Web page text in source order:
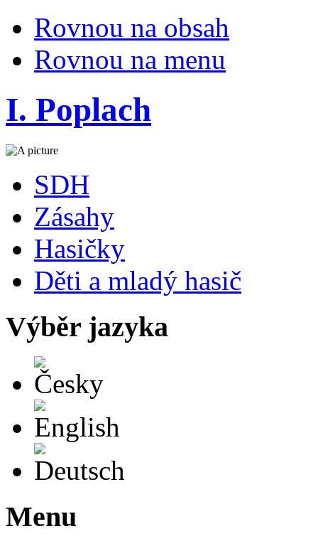
Rovnou na obsah
Rovnou na menu
I. Poplach
SDH
Zásahy
Hasičky
Děti a mladý hasič
Výběr jazyka
Menu